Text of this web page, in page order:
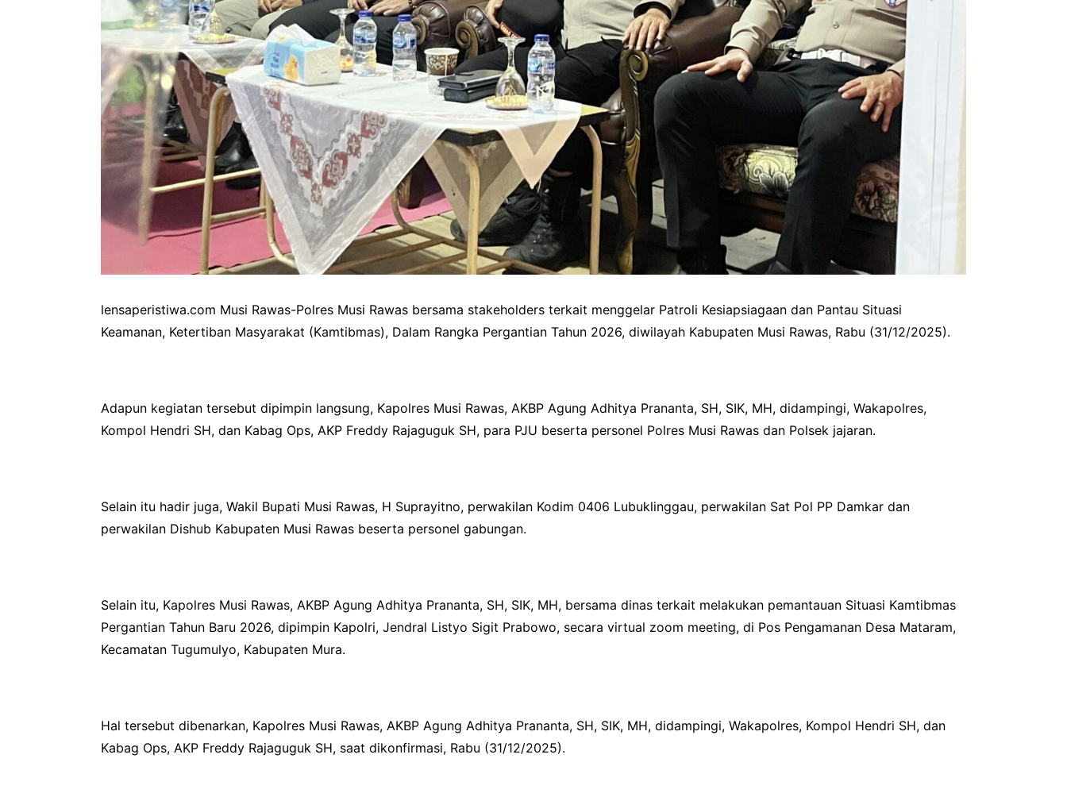
lensaperistiwa.com Musi Rawas-Polres Musi Rawas bersama stakeholders terkait menggelar Patroli Kesiapsiagaan dan Pantau Situasi
Keamanan, Ketertiban Masyarakat (Kamtibmas), Dalam Rangka Pergantian Tahun 2026, diwilayah Kabupaten Musi Rawas, Rabu (31/12/2025).
Adapun kegiatan tersebut dipimpin langsung, Kapolres Musi Rawas, AKBP Agung Adhitya Prananta, SH, SIK, MH, didampingi, Wakapolres,
Kompol Hendri SH, dan Kabag Ops, AKP Freddy Rajaguguk SH, para PJU beserta personel Polres Musi Rawas dan Polsek jajaran.
Selain itu hadir juga, Wakil Bupati Musi Rawas, H Suprayitno, perwakilan Kodim 0406 Lubuklinggau, perwakilan Sat Pol PP Damkar dan
perwakilan Dishub Kabupaten Musi Rawas beserta personel gabungan.
Selain itu, Kapolres Musi Rawas, AKBP Agung Adhitya Prananta, SH, SIK, MH, bersama dinas terkait melakukan pemantauan Situasi Kamtibmas
Pergantian Tahun Baru 2026, dipimpin Kapolri, Jendral Listyo Sigit Prabowo, secara virtual zoom meeting, di Pos Pengamanan Desa Mataram,
Kecamatan Tugumulyo, Kabupaten Mura.
Hal tersebut dibenarkan, Kapolres Musi Rawas, AKBP Agung Adhitya Prananta, SH, SIK, MH, didampingi, Wakapolres, Kompol Hendri SH, dan
Kabag Ops, AKP Freddy Rajaguguk SH, saat dikonfirmasi, Rabu (31/12/2025).